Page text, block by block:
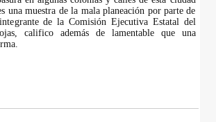
una muestra de la mala planeación por parte de
de la Comisión Ejecutiva Estatal del
califico además de lamentable que una